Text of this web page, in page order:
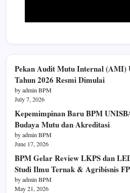
Pekan Audit Mutu Internal (AMI)
Tahun 2026 Resmi Dimulai
by admin BPM
July 7, 2026
Kepemimpinan Baru BPM
Budaya Mutu dan Akreditasi
by admin BPM
June 17, 2026
BPM Gelar Review LKPS dan
Studi Ilmu Ternak & Agribisnis
by admin BPM
May 21, 2026